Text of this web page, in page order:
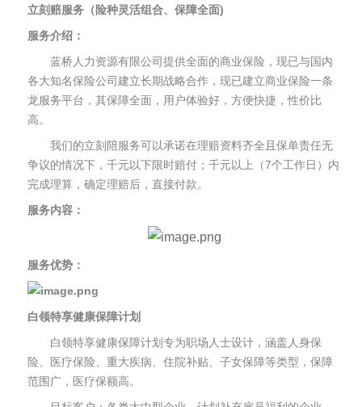
立刻赔服务（险种灵活组合、保障全面)
服务介绍：
蓝桥人力资源有限公司提供全面的商业保险，现已与国内
各大知名保险公司建立长期战略合作，现已建立商业保险一条
龙服务平台，其保障全面，用户体验好，方便快捷，性价比
高。
我们的立刻陪服务可以承诺在理赔资料齐全且保单责任无
争议的情况下，千元以下限时赔付；千元以上（7个工作日）内
完成理算，确定理赔后，直接付款。
服务内容：
服务优势：
白领特享健康保障计划
白领特享健康保障计划专为职场人士设计，涵盖人身保
险、医疗保险、重大疾病、住院补贴、子女保障等类型，保障
范围广，医疗保额高。